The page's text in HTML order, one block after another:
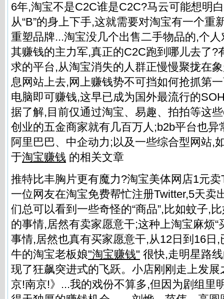
6年,淘宝不是C2C谁是C2C?马云可能想明
从“B”的身上下手,这就需要对淘宝有一个重
重塑品牌...淘宝没几个出售二手物品的,个
其赚钱的主力军,真正的C2C跑到哪儿去了?
求的平台,从淘宝消失的人群正慢慢聚拢在
息网站上去,网上赚钱势不可挡如何抢抓第
电脑即可赚钱,这早已成为国外最流行的
据了解,目前仅通过淘宝、易趣、拍拍等这
创业的五金商家就有几百万人;b2b平台也异
阿里巴巴、中企动力;以及一些综合型网站,
于淘宝赚钱 的相关文章
推特比丰胸片更有魔力?淘宝美体网店1元
一位网友在淘宝免费帮忙注册Twitter,5天卖
们总可以看到一些奇怪的“商品”,比如蚊子,
的事情,居然有卖家愿意干;这种上淘宝麻烦“
事情,居然也真有买家愿意干,从12日到16日
牛的淘宝老板娘"淘宝赚钱" 很快,走明星路
现了狂飙突进式的飞跃。小店刚刚走上发
京!南京!》...我的戏份不算多,但因为剧组里